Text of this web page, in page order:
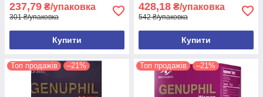
237,79 ₴/упаковка
301 ₴/упаковка
Купити
428,18 ₴/упаковка
542 ₴/упаковка
Купити
Топ продажів –21% Топ продажів –21%